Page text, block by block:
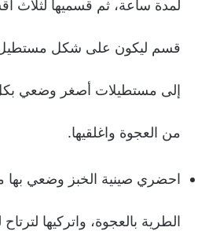
لمدة ساعة، ثم قسميها لثلاث
قسم ليكون على شكل
إلى مستطيلات أصغر وضعي بكل
من العجوة واغلقيها.
احضري صينية الخبز وضعي
الطرية بالعجوة، واتركيها